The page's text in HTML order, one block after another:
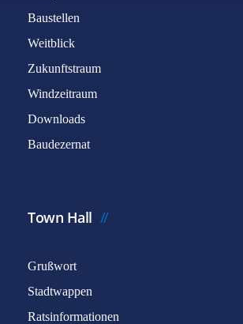
Baustellen
Weitblick
Zukunftstraum
Windzeitraum
Downloads
Baudezernat
Town Hall
Grußwort
Stadtwappen
Ratsinformationen